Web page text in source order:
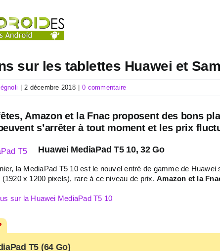
sur les tablettes Huawei et
2 décembre 2018 0 commentaire
Amazon et la Fnac proposent des bons
s’arrêter à tout moment et les prix
Huawei MediaPad T5 10, 32 Go
la MediaPad T5 10 est le nouvel entré de gamme de
(1920 x 1200 pixels), rare à ce niveau de prix.Amazon et la
sur la Huawei MediaPad T5 10
T5 (64 Go)